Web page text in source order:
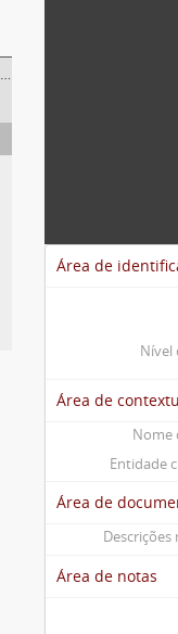
Área de
Nível
Área de
Nome
Entidade
Área de
Descrições
Área de notas